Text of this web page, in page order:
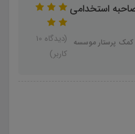
استخدامی
کمک پرستار موسسه
(دیدگاه 10
کاربر)